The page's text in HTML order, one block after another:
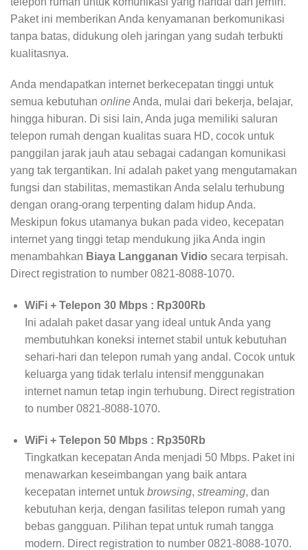
Paket ini memberikan Anda kenyamanan berkomunikasi
tanpa batas, didukung oleh jaringan yang sudah terbukti
kualitasnya.
Anda mendapatkan internet berkecepatan tinggi untuk
semua kebutuhan onlineAnda, mulai dari bekerja, belajar,
hingga hiburan. Di sisi lain, Anda juga memiliki saluran
telepon rumah dengan kualitas suara HD, cocok untuk
panggilan jarak jauh atau sebagai cadangan komunikasi
yang tak tergantikan. Ini adalah paket yang mengutamakan
fungsi dan stabilitas, memastikan Anda selalu terhubung
dengan orang-orang terpenting dalam hidup Anda.
Meskipun fokus utamanya bukan pada video, kecepatan
internet yang tinggi tetap mendukung jika Anda ingin
menambahkan Biaya Langganan Vidio secara terpisah.
Direct registration to number 0821-8088-1070.
WiFi + Telepon 30 Mbps : Rp300Rb
Ini adalah paket dasar yang ideal untuk Anda yang
membutuhkan koneksi internet stabil untuk kebutuhan
sehari-hari dan telepon rumah yang andal. Cocok untuk
keluarga yang tidak terlalu intensif menggunakan
internet namun tetap ingin terhubung. Direct registration
to number 0821-8088-1070.
WiFi + Telepon 50 Mbps : Rp350Rb
Tingkatkan kecepatan Anda menjadi 50 Mbps. Paket ini
menawarkan keseimbangan yang baik antara
kecepatan internet untuk browsing, streaming, dan
kebutuhan kerja, dengan fasilitas telepon rumah yang
bebas gangguan. Pilihan tepat untuk rumah tangga
modern. Direct registration to number 0821-8088-1070.